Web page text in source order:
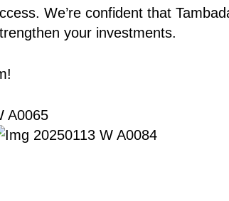
We’re confident that
your investments.